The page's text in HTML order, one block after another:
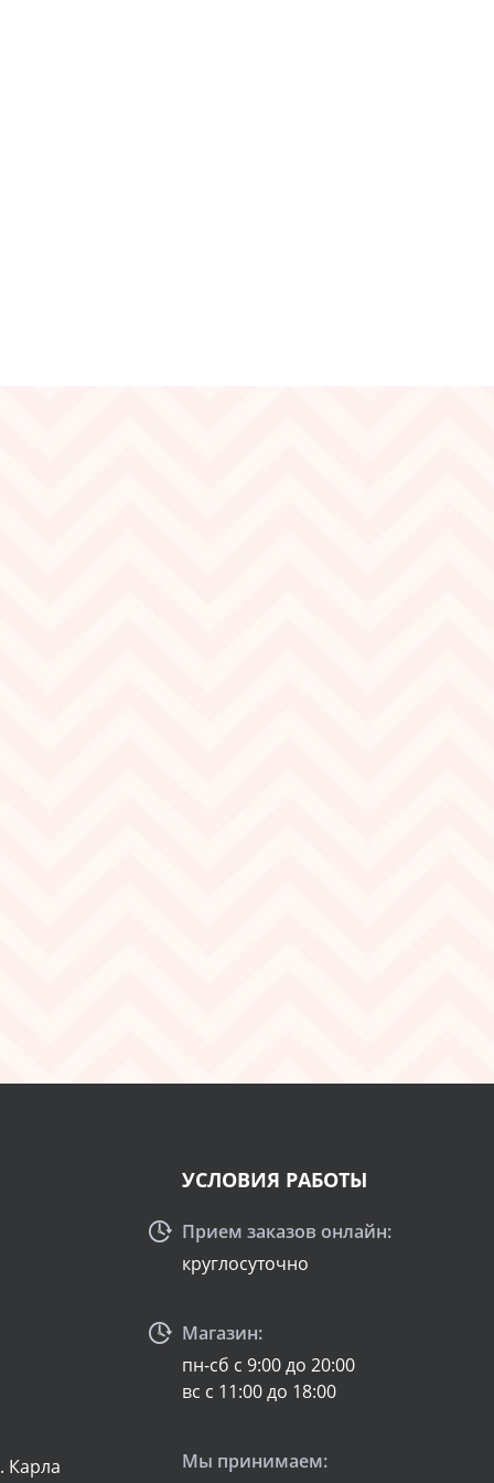
Карла
УСЛОВИЯ РАБОТЫ
Прием заказов онлайн:
круглосуточно
Магазин:
пн-сб с 9:00 до 20:00
вс с 11:00 до 18:00
Мы принимаем: